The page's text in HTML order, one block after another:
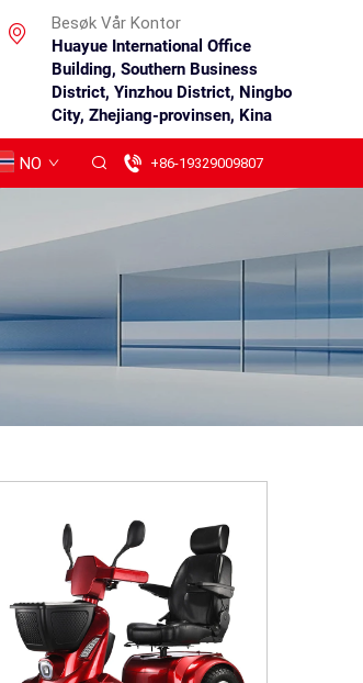
Besøk Vår Kontor
Huayue International Office
Building, Southern Business
District, Yinzhou District, Ningbo
City, Zhejiang-provinsen, Kina
NO +86-19329009807